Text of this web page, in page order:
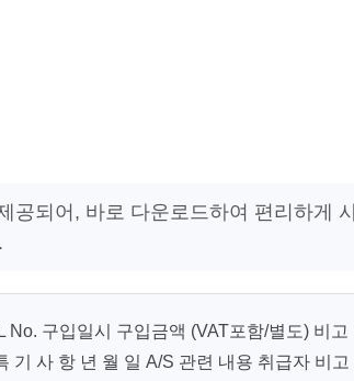
공되어, 바로 다운로드하여 편리하게
구입일시 구입금액 (VAT포함/별도) 비고
기 사 항 년 월 일 A/S 관련 내용 취급자 비고